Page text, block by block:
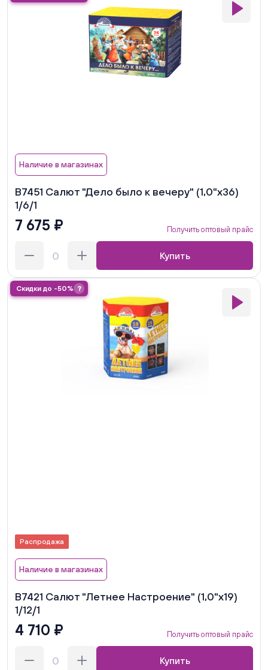
Наличие в магазинах
В7451 Салют "Дело было к вечеру" (1,0"х36)
1/6/1
7 675 ₽ Получить оптовый прайс
Купить
Скидки до -50% ?
Распродажа
Наличие в магазинах
В7421 Салют "Летнее Настроение" (1,0"х19)
1/12/1
4 710 ₽ Получить оптовый прайс
Купить